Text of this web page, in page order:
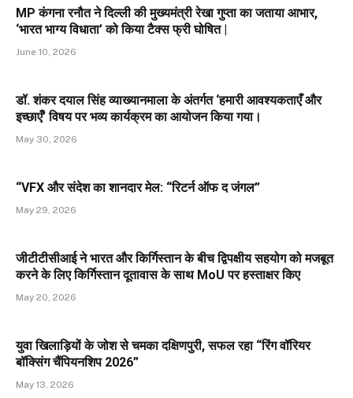
MP कंगना रनौत ने दिल्ली की मुख्यमंत्री रेखा गुप्ता का जताया आभार,
‘भारत भाग्य विधाता’ को किया टैक्स फ्री घोषित |
June 10, 2026
डॉ. शंकर दयाल सिंह व्याख्यानमाला के अंतर्गत ‘हमारी आवश्यकताएँ और
इच्छाएँ’ विषय पर भव्य कार्यक्रम का आयोजन किया गया।
May 30, 2026
“VFX और संदेश का शानदार मेल: “रिटर्न ऑफ द जंगल”
May 29, 2026
जीटीटीसीआई ने भारत और किर्गिस्तान के बीच द्विपक्षीय सहयोग को मजबूत
करने के लिए किर्गिस्तान दूतावास के साथ MoU पर हस्ताक्षर किए
May 20, 2026
युवा खिलाड़ियों के जोश से चमका दक्षिणपुरी, सफल रहा “रिंग वॉरियर
बॉक्सिंग चैंपियनशिप 2026”
May 13, 2026